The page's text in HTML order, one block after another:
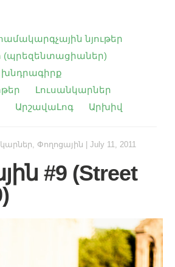
նյութեր
(պրեզենտացիաներ)
Լուսանկարներ
ԱրշավաԼոգ Արխիվ
, Փողոցային July 11, 2011
#9 (Street